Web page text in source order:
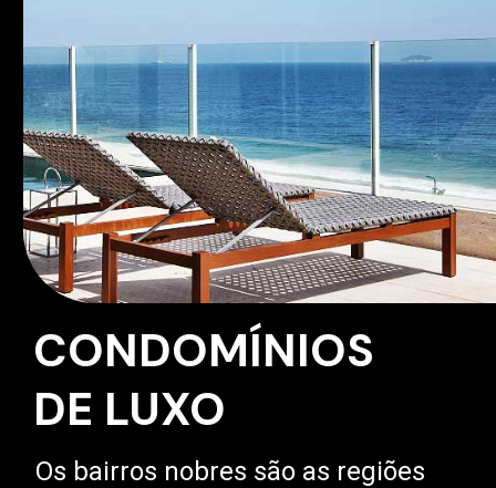
CONDOMÍNIOS
DE LUXO
Os bairros nobres são as regiões